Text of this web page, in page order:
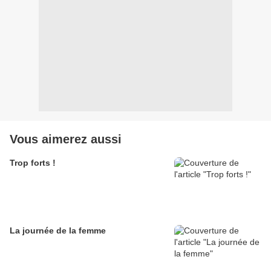
Vous aimerez aussi
Trop forts !
La journée de la femme